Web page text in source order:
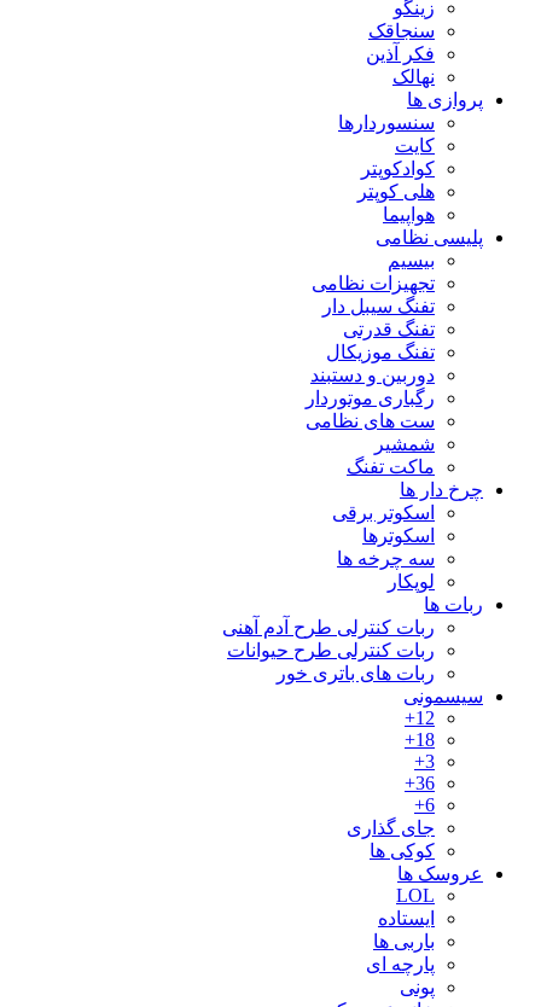
زینگو
سنجاقک
فکر آذین
نهالک
پروازی ها
سنسوردارها
کایت
کوادکوپتر
هلی کوپتر
هواپیما
پلیسی نظامی
بیسیم
تجهیزات نظامی
تفنگ سیبل دار
تفنگ قدرتی
تفنگ موزیکال
دوربین و دستبند
رگباری موتوردار
ست های نظامی
شمشیر
ماکت تفنگ
چرخ دار ها
اسکوتر برقی
اسکوترها
سه چرخه ها
لوپکار
ربات ها
ربات کنترلی طرح آدم آهنی
ربات کنترلی طرح حیوانات
ربات های باتری خور
سیسمونی
12+
18+
3+
36+
6+
جای گذاری
کوکی ها
عروسک ها
LOL
ایستاده
باربی ها
پارچه ای
پونی